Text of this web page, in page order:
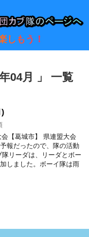
しもう！
04月 」 一覧
)
【葛城市】 県連盟大会
報だったので、隊の活動
リーダは、リーダとボー
しました。ボーイ隊は雨